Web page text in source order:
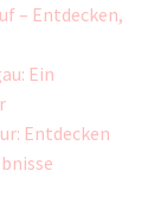
– Entdecken,
Ein
Entdecken